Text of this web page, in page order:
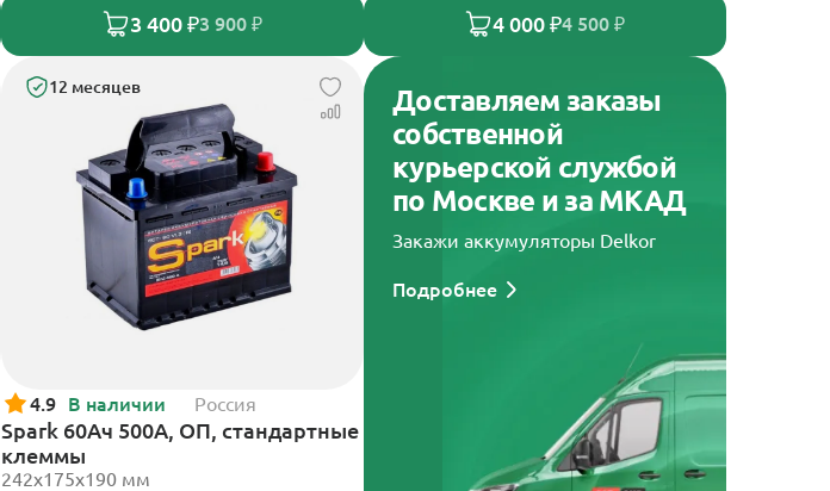
3 400 ₽3 900 ₽ 4 000 ₽4 500 ₽
12 месяцев
4.9 В наличии Россия
Spark 60Ач 500А, ОП, стандартные
клеммы
242х175х190 мм
Доставляем заказы
собственной
курьерской службой
по Москве и за МКАД
Закажи аккумуляторы Delkor
Подробнее